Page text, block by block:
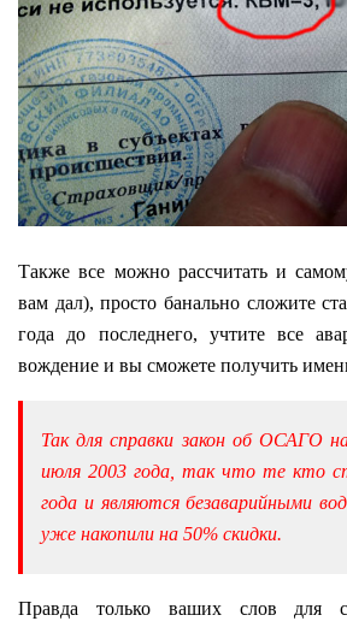
Также все можно рассчитать и
вам дал), просто банально сложите
года до последнего, учтите все
вождение и вы сможете получить
Так для справки закон об ОСАГО
июля 2003 года, так что те кто
года и являются безаварийными
уже накопили на 50% скидки.
Правда только ваших слов для